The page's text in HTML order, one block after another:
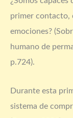
primer contacto,
emociones?
humano de
p.724).
Durante esta
sistema de